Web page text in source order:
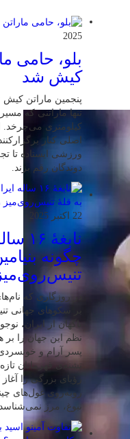
2025
بلو، حامی
کیش شد
کیلومتری می‌چرخد.
اصلی کنار
ورزشی ایستاده تا
دوندگان رقم بزند.
22 اکتبر 2025
چگونه
در روزگاری که
بر سکوهای جهانی
ناگهان از ایران،
نظم این جهان را بر
پسر آرام و
تشنه‌ی قهرمانان
رؤیای بزرگی را
روبه‌روی غول‌های
نبوغ، مرز نمی‌شناسد.